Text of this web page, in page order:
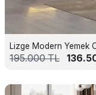
Lizge Modern Yemek
195.000TL